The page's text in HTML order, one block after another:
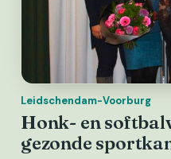
Leidschendam-Voorburg
Honk- en
gezonde